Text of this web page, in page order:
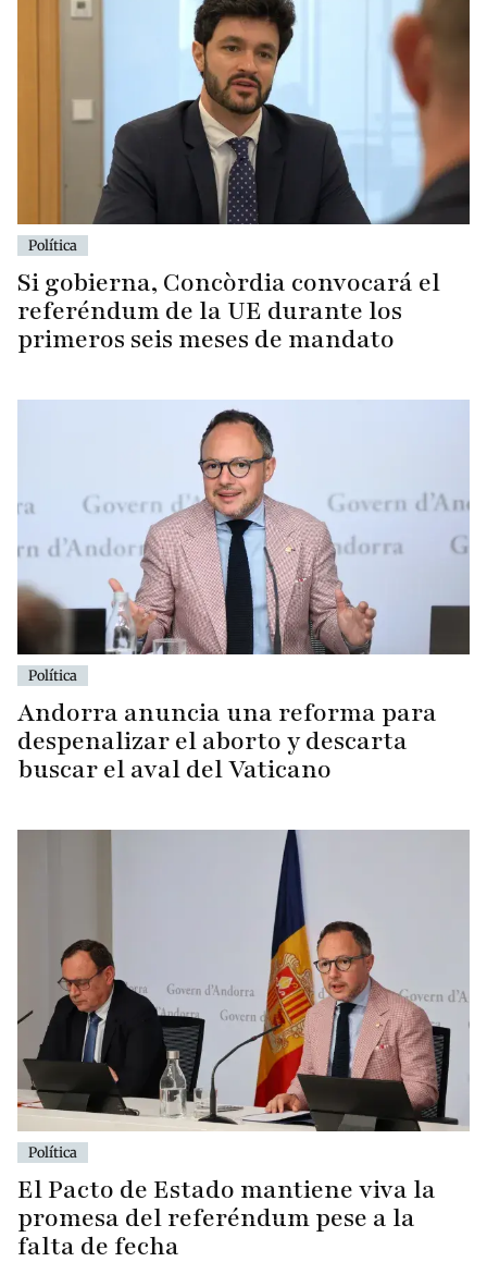
Política
Si gobierna, Concòrdia convocará el
referéndum de la UE durante los
primeros seis meses de mandato
Política
Andorra anuncia una reforma para
despenalizar el aborto y descarta
buscar el aval del Vaticano
Política
El Pacto de Estado mantiene viva la
promesa del referéndum pese a la
falta de fecha